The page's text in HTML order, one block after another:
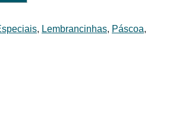
, Lembrancinhas, Páscoa,